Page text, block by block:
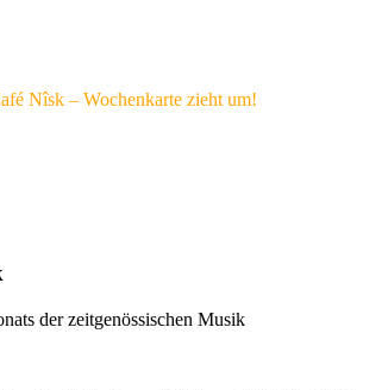
Nîsk – Wochenkarte zieht um!
der zeitgenössischen Musik